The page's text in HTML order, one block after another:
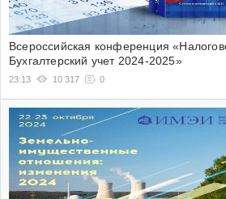
Всероссийская конференция
Бухгалтерский учет 2024-2025»
23:13 10 317 0